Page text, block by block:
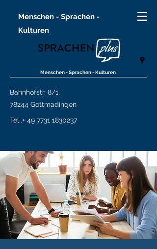
Menschen - Sprachen -
Kulturen
Menschen - Sprachen - Kulturen
Bahnhofstr. 8/1,
78244 Gottmadingen
Tel..+ 49 7731 1830237